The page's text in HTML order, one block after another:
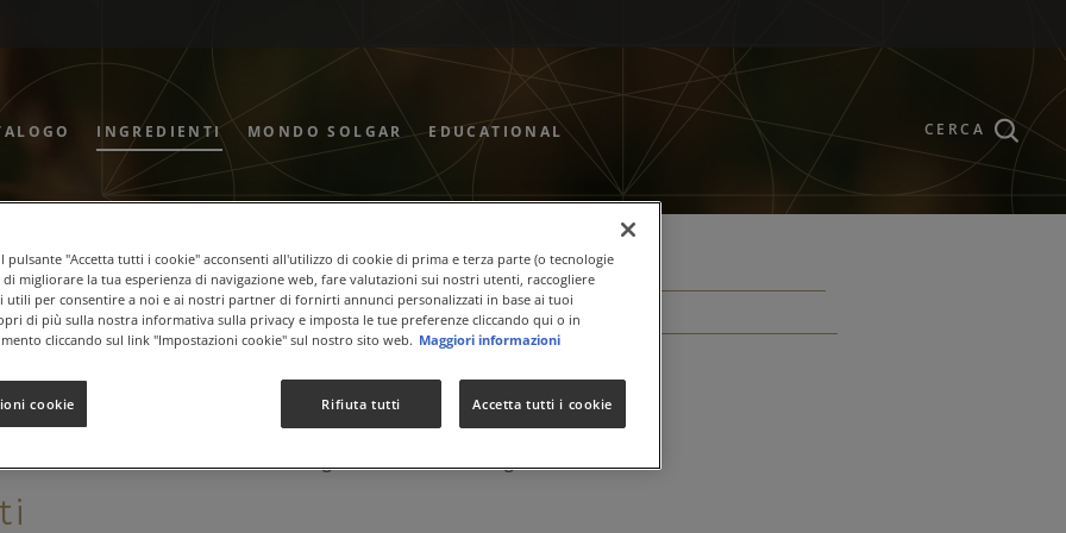
INGREDIENTI MONDO SOLGAR EDUCATIONAL CERCA
Coniugato Cla
(CLA)
isomero dell'acido linoleico, un acido grasso essenziale omega-6.
pulsante "Accetta tutti i cookie" acconsenti all'utilizzo di cookie di prima e terza parte (o tecnologie
di migliorare la tua esperienza di navigazione web, fare valutazioni sui nostri utenti, raccogliere
utili per consentire a noi e ai nostri partner di fornirti annunci personalizzati in base ai tuoi
di più sulla nostra informativa sulla privacy e imposta le tue preferenze cliccando qui o in
cliccando sul link "Impostazioni cookie" sul nostro sito web. Maggiori informazioni
cookie Rifiuta tutti Accetta tutti i cookie